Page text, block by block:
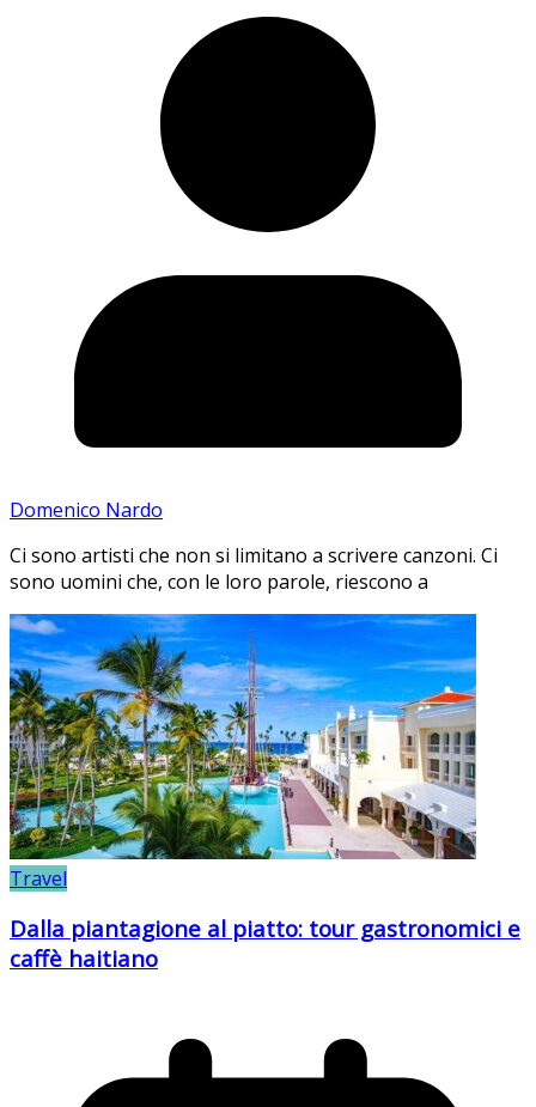
Domenico Nardo
Ci sono artisti che non si limitano a scrivere canzoni. Ci
sono uomini che, con le loro parole, riescono a
Travel
Dalla piantagione al piatto: tour gastronomici e
caffè haitiano